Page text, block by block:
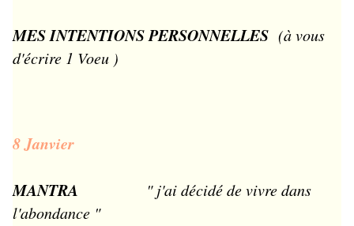
MES INTENTIONS PERSONNELLES (à vous
d'écrire 1 Voeu )
8 Janvier
MANTRA
" j'ai décidé de vivre dans
l'abondance "